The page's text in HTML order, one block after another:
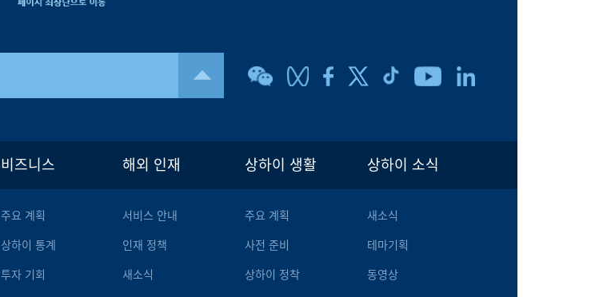
비즈니스
주요 계획
상하이 통계
투자 기회
해외 인재
서비스 안내
인재 정책
새소식
상하이 생활
주요 계획
사전 준비
상하이 정착
상하이 소식
새소식
테마기획
동영상